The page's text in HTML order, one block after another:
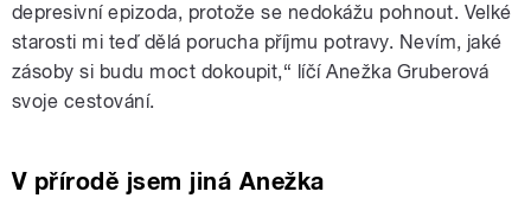
depresivní epizoda, protože se nedokážu pohnout. Velké
starosti mi teď dělá porucha příjmu potravy. Nevím, jaké
zásoby si budu moct dokoupit,“ líčí Anežka Gruberová
svoje cestování.
V přírodě jsem jiná Anežka